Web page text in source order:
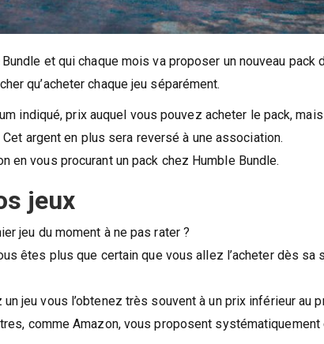
et qui chaque mois va proposer un nouveau pack
qu’acheter chaque jeu séparément.
indiqué, prix auquel vous pouvez acheter le pack,
argent en plus sera reversé à une association.
en vous procurant un pack chez Humble Bundle.
jeux
jeu du moment à ne pas rater ?
êtes plus que certain que vous allez l’acheter dès sa
jeu vous l’obtenez très souvent à un prix inférieur au
comme Amazon, vous proposent